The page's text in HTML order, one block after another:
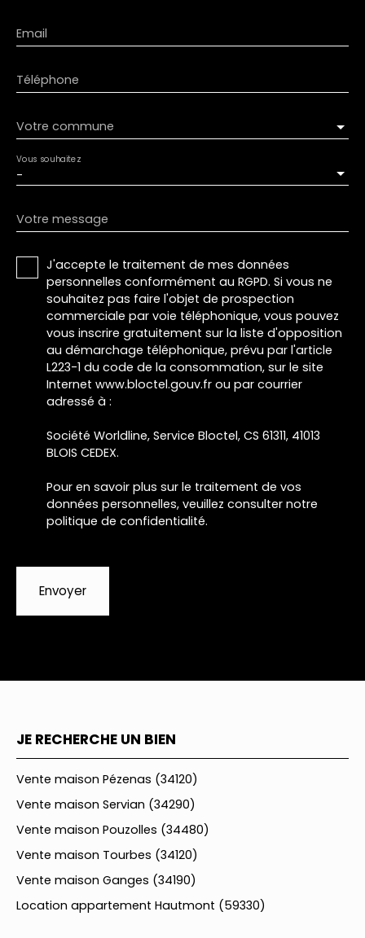
Email
Téléphone
Votre commune
-
Vous souhaitez
Votre message
J'accepte le traitement de mes données
personnelles conformément au RGPD. Si vous ne
souhaitez pas faire l'objet de prospection
commerciale par voie téléphonique, vous pouvez
vous inscrire gratuitement sur la liste d'opposition
au démarchage téléphonique, prévu par l'article
L223-1 du code de la consommation, sur le site
Internet www.bloctel.gouv.fr ou par courrier
adressé à :
Société Worldline, Service Bloctel, CS 61311, 41013
BLOIS CEDEX.
Pour en savoir plus sur le traitement de vos
données personnelles, veuillez consulter notre
politique de confidentialité.
Envoyer
JE RECHERCHE UN BIEN
Vente maison Pézenas (34120)
Vente maison Servian (34290)
Vente maison Pouzolles (34480)
Vente maison Tourbes (34120)
Vente maison Ganges (34190)
Location appartement Hautmont (59330)